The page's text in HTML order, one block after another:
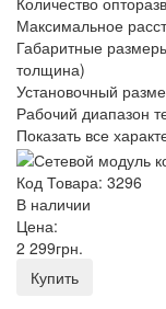
Максимальное
Габаритные
толщина)
Установочный
Рабочий диапазон
Показать все
Код Товара: 3296
В наличии
Цена:
2 299грн.
Купить